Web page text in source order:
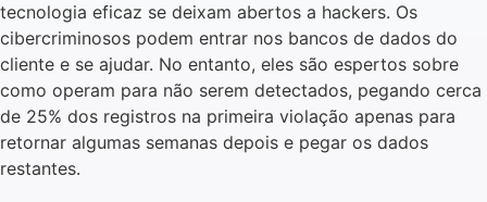
tecnologia eficaz se deixam abertos a hackers. Os
cibercriminosos podem entrar nos bancos de dados do
cliente e se ajudar. No entanto, eles são espertos sobre
como operam para não serem detectados, pegando cerca
de 25% dos registros na primeira violação apenas para
retornar algumas semanas depois e pegar os dados
restantes.